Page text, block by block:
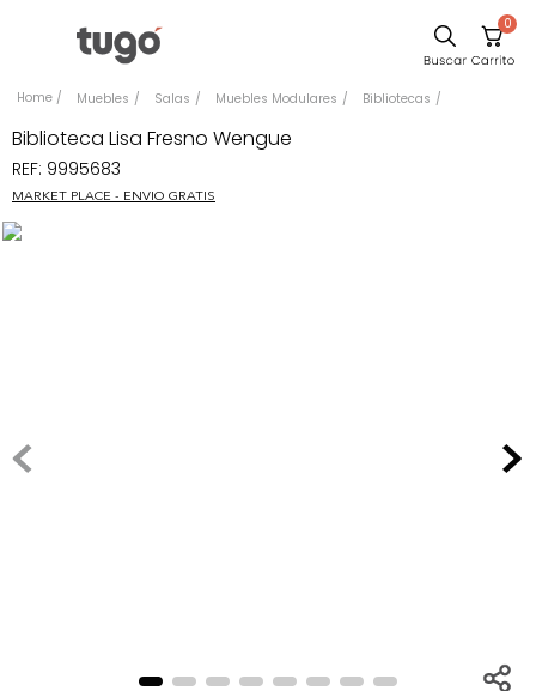
0
Muebles Salas Muebles Modulares Bibliotecas
Biblioteca Lisa Fresno Wengue
REF: 9995683
MARKET PLACE - ENVIO GRATIS
Comedor
Escritorio
Sillas